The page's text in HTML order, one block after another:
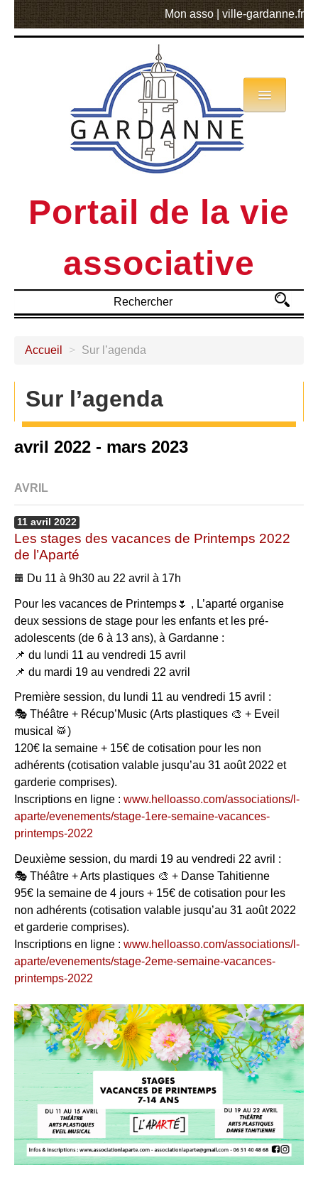
Mon asso ville-gardanne.fr
Portail de la vie
associative
Annuaire
Actualités
MVA
Accueil > Sur l’agenda
Sur l’agenda
avril 2022 - mars 2023
AVRIL
11 avril 2022
Les stages des vacances de Printemps 2022
de l’Aparté
Du 11 à 9h30 au 22 avril à 17h
Pour les vacances de Printemps🌷 , L’aparté organise
deux sessions de stage pour les enfants et les pré-
adolescents (de 6 à 13 ans), à Gardanne :
📌 du lundi 11 au vendredi 15 avril
📌 du mardi 19 au vendredi 22 avril
Première session, du lundi 11 au vendredi 15 avril :
🎭 Théâtre + Récup’Music (Arts plastiques 🎨 + Eveil
musical 🥁)
120€ la semaine + 15€ de cotisation pour les non
adhérents (cotisation valable jusqu’au 31 août 2022 et
garderie comprises).
Inscriptions en ligne : www.helloasso.com/associations/l-
aparte/evenements/stage-1ere-semaine-vacances-
printemps-2022
Deuxième session, du mardi 19 au vendredi 22 avril :
🎭 Théâtre + Arts plastiques 🎨 + Danse Tahitienne
95€ la semaine de 4 jours + 15€ de cotisation pour les
non adhérents (cotisation valable jusqu’au 31 août 2022
et garderie comprises).
Inscriptions en ligne : www.helloasso.com/associations/l-
aparte/evenements/stage-2eme-semaine-vacances-
printemps-2022